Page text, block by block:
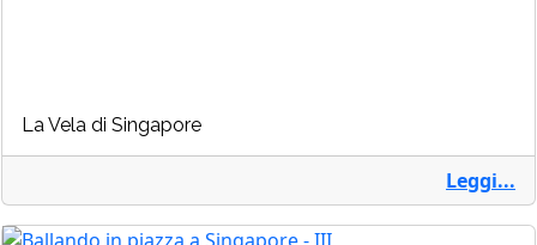
La Vela di Singapore
Leggi...